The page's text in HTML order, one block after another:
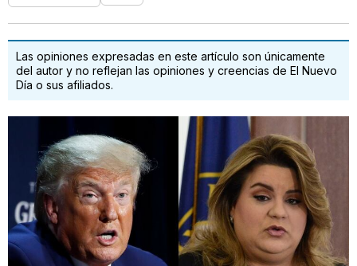
Las opiniones expresadas en este artículo son únicamente
del autor y no reflejan las opiniones y creencias de El Nuevo
Día o sus afiliados.